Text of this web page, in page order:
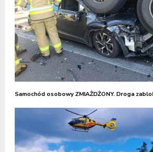
Samochód osobowy ZMIAŻDŻONY. Droga